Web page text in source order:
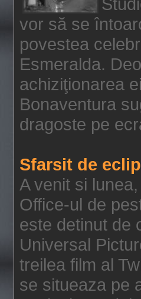
vor să se
povestea
Esmeralda.
achiziţionarea
Bonaventura
dragoste pe
Sfarsit de
A venit si
Office-ul de
este detinut de
Universal
treilea film al
se situeaza pe